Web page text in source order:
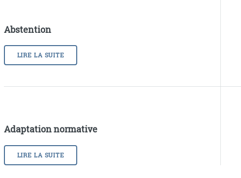
Abstention
LIRE LA SUITE
Adaptation normative
LIRE LA SUITE